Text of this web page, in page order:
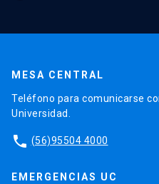
MESA CENTRAL
Teléfono para comunicarse
Universidad.
phone (56)95504 4000
EMERGENCIAS UC